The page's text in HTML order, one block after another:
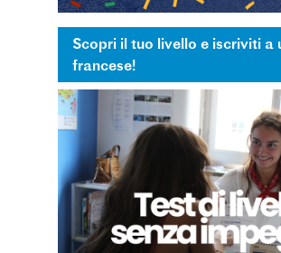
Scopri il tuo livello e iscriviti a
francese!